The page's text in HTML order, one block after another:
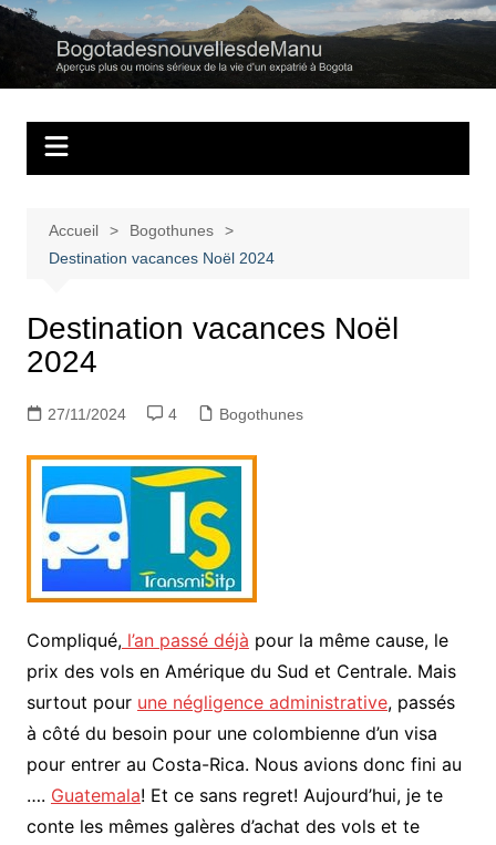
Aller
contenu
Regards personnels sur la vie d’expatrié à Bogota
Accueil
Bogothunes
Destination vacances Noël 2024
Destination vacances Noël
2024
27/11/2024 4 Bogothunes
Compliqué,l’an passé déjà pour la même cause, le
prix des vols en Amérique du Sud et Centrale. Mais
surtout pour une négligence administrative, passés
à côté du besoin pour une colombienne d’un visa
pour entrer au Costa-Rica. Nous avions donc fini au
…. Guatemala! Et ce sans regret! Aujourd’hui, je te
conte les mêmes galères d’achat des vols et te